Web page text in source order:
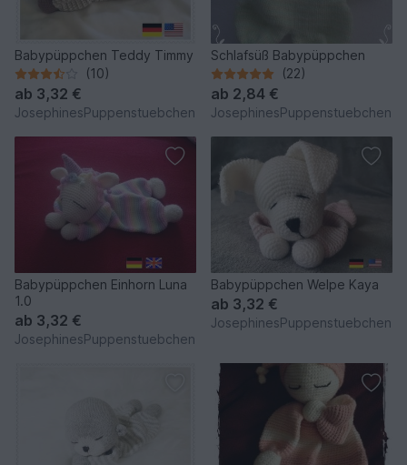
Babypüppchen Teddy Timmy
(10)
ab 3,32 €
JosephinesPuppenstuebchen
Schlafsüß Babypüppchen
(22)
ab 2,84 €
JosephinesPuppenstuebchen
Babypüppchen Einhorn Luna
1.0
ab 3,32 €
JosephinesPuppenstuebchen
Babypüppchen Welpe Kaya
ab 3,32 €
JosephinesPuppenstuebchen